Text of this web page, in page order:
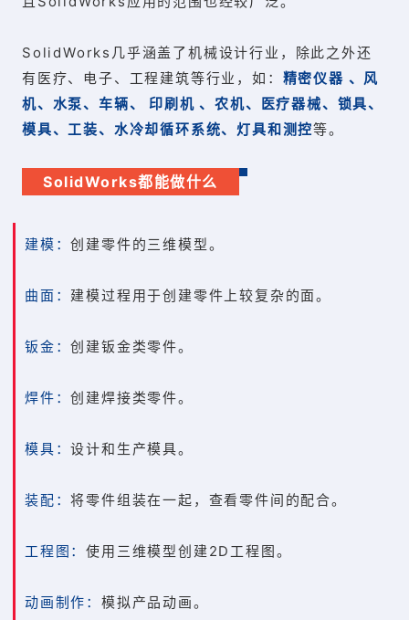
SolidWorks几乎涵盖了机械设计行业，除此之外还
有医疗、电子、工程建筑等行业，如： 精密仪器 、风
机、水泵、车辆、 印刷机 、农机、医疗器械、锁具、
模具、工装、水冷却循环系统、灯具和测控等。
SolidWorks都能做什么
建模：创建零件的三维模型。
曲面： 建模过程用于创建零件上较复杂的面。
钣金：创建钣金类零件。
焊件：创建焊接类零件。
模具：设计和生产模具。
装配：将零件组装在一起，查看零件间的配合。
工程图：使用三维模型创建2D工程图。
动画制作： 模拟产品动画。